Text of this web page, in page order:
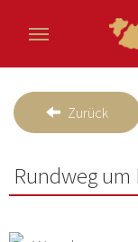
Zurück
Rundweg